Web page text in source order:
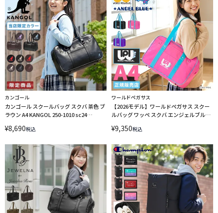
カンゴール
カンゴール スクールバッグ スクバ 茶色 ブ
ラウン A4 KANGOL 250-1010 sc24
¥8,690税込
ワールドペガサス
【2026モデル】ワールドペガサス スクー
ルバッグ ワッペ スクバ エンジェルブルー
PEGASUS ANGEL BLUE WPAB001
¥9,350税込